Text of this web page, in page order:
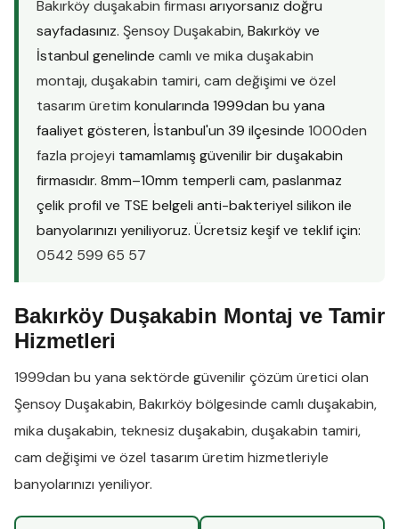
Bakırköy duşakabin firması arıyorsanız doğru
sayfadasınız. Şensoy Duşakabin, Bakırköy ve
İstanbul genelinde camlı ve mika duşakabin
montajı,duşakabin tamiri,cam değişimi ve özel
tasarım üretim konularında 1999dan bu yana
faaliyet gösteren, İstanbul'un 39 ilçesinde 1000den
fazla projeyi tamamlamış güvenilir bir duşakabin
firmasıdır. 8mm–10mm temperli cam, paslanmaz
çelik profil ve TSE belgeli anti-bakteriyel silikon ile
banyolarınızı yeniliyoruz. Ücretsiz keşif ve teklif için:
0542 599 65 57
Bakırköy Duşakabin Montaj ve Tamir
Hizmetleri
1999dan bu yana sektörde güvenilir çözüm üretici olan
Şensoy Duşakabin,Bakırköybölgesinde camlı duşakabin,
mika duşakabin, teknesiz duşakabin,duşakabin tamiri,
cam değişimi ve özel tasarım üretim hizmetleriyle
banyolarınızı yeniliyor.